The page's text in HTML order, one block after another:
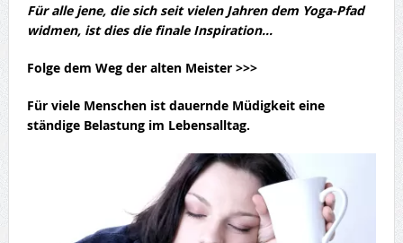
Für alle jene, die sich seit vielen Jahren dem Yoga-Pfad
widmen, ist dies die finale Inspiration…
Folge dem Weg der alten Meister >>>
Für viele Menschen ist dauernde Müdigkeit eine
ständige Belastung im Lebensalltag.